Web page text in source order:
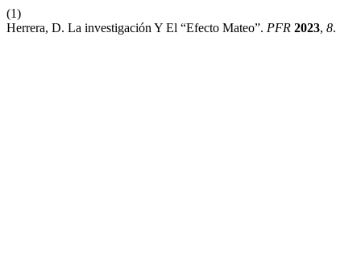
(1)
Herrera, D. La investigación Y El “Efecto Mateo”. PFR 2023, 8.